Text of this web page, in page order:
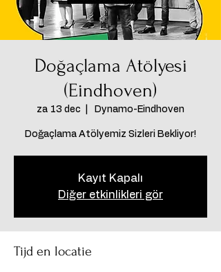
Doğaçlama Atölyesi
(Eindhoven)
za 13 dec Dynamo-Eindhoven
Doğaçlama Atölyemiz Sizleri Bekliyor!
Kayıt Kapalı
Diğer etkinlikleri gör
Tijd en locatie